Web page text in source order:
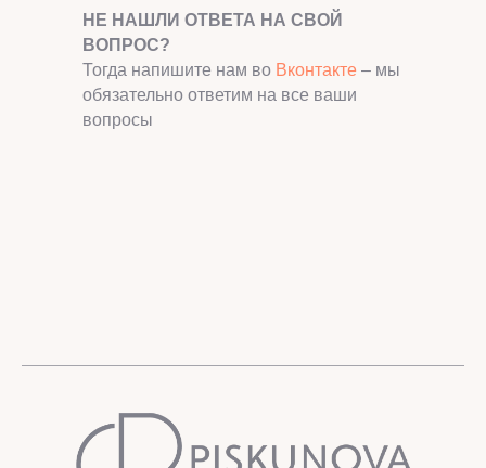
НЕ НАШЛИ ОТВЕТА НА СВОЙ
ВОПРОС?
Тогда напишите нам во Вконтакте – мы
обязательно ответим на все ваши
вопросы